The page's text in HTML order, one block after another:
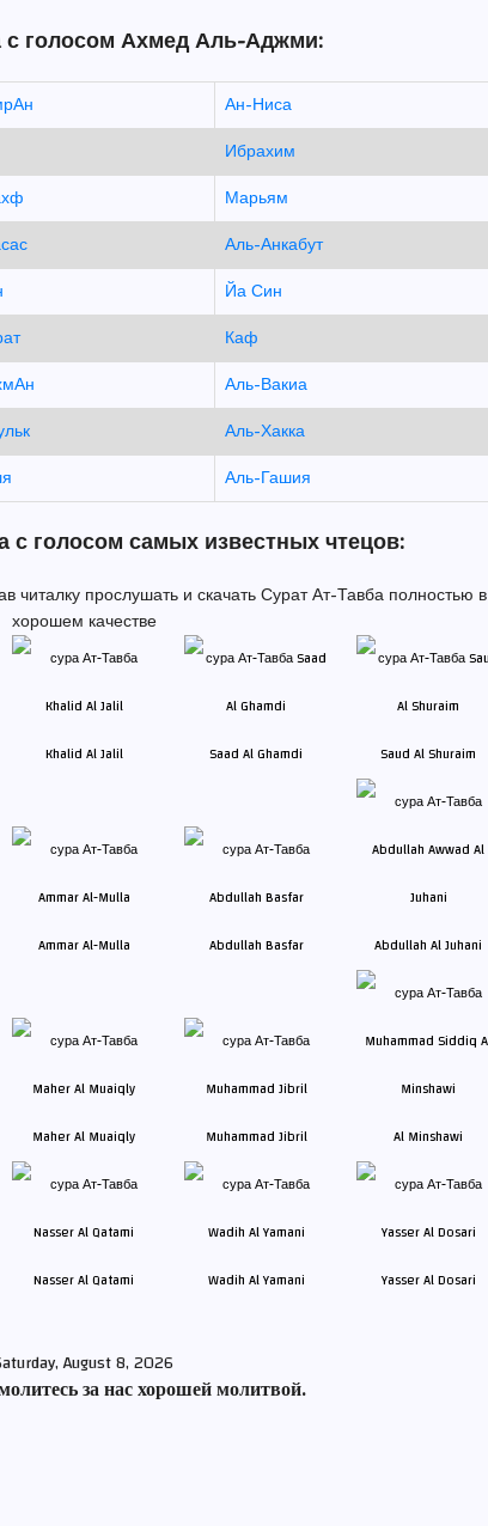
с голосом Ахмед Аль-Аджми:
Ан-Ниса
Ибрахим
Марьям
Аль-Анкабут
Йа Син
Каф
Аль-Вакиа
Аль-Хакка
Аль-Гашия
с голосом самых известных чтецов:
читалку прослушать и скачать Сурат Ат-Тавба полностью в
хорошем качестве
Khalid Al Jalil Saad Al Ghamdi Saud Al Shuraim
Ammar Al-Mulla Abdullah Basfar Abdullah Al Juhani
Maher Al Muaiqly Muhammad Jibril Al Minshawi
Nasser Al Qatami Wadih Al Yamani Yasser Al Dosari
August 8, 2026
за нас хорошей молитвой.